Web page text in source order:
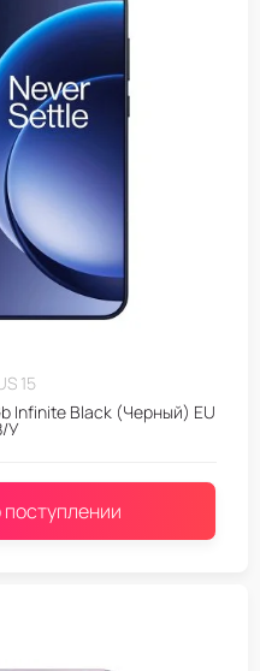
15
Infinite Black (Черный) EU
У